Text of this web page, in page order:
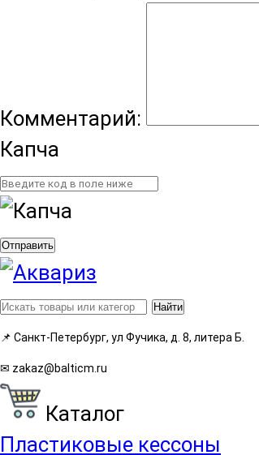
Комментарий:
Капча
Отправить
Найти
📌 Санкт-Петербург, ул Фучика, д. 8, литера Б.
✉ zakaz@balticm.ru
Каталог
Пластиковые кессоны